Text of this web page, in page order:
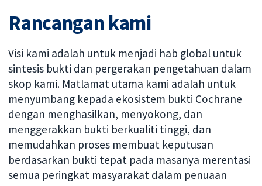
Rancangan kami
Visi kami adalah untuk menjadi hab global untuk
sintesis bukti dan pergerakan pengetahuan dalam
skop kami. Matlamat utama kami adalah untuk
menyumbang kepada ekosistem bukti Cochrane
dengan menghasilkan, menyokong, dan
menggerakkan bukti berkualiti tinggi, dan
memudahkan proses membuat keputusan
berdasarkan bukti tepat pada masanya merentasi
semua peringkat masyarakat dalam penuaan